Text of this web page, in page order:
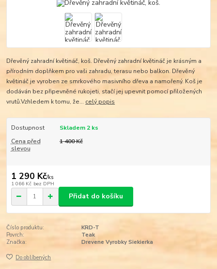
Dřevěný zahradní květináč, koš. Dřevěný zahradní květináč je krásným a
přírodním doplňkem pro vaši zahradu, terasu nebo balkon. Dřevěný
květináč je vyroben ze smrkového masivního dřeva a namořený. Koš je
dodáván bez připevněné rukojeti, stačí jej upevnit pomocí přiložených
vrutů.Vzhledem k tomu, že... celý popis
Dostupnost
Skladem 2 ks
Cena před
slevou
1 400 Kč
1 290 Kč/ks
1 066 Kč bez DPH
Přidat do košíku
Číslo produktu:
KRD-T
Povrch:
Teak
Značka:
Drevene Vyrobky Siekierka
Do oblíbených